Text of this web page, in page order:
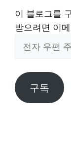
이 블로그를
받으려면 이
편
주
구독